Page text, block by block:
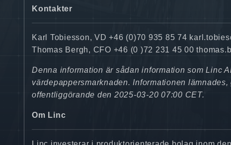
Kontakter
Karl Tobiesson, VD +46 (0)70 935 85 74
Thomas Bergh, CFO +46 (0 )72 231 45 00
Denna information är sådan information som Linc
värdepappersmarknaden. Informationen
offentliggörande den 2025-03-20 07:00 CET.
Om Linc